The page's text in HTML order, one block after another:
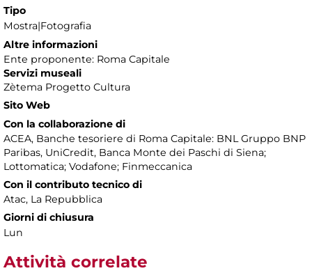
Tipo
Mostra|Fotografia
Altre informazioni
Ente proponente: Roma Capitale
Servizi museali
Zètema Progetto Cultura
Sito Web
Con la collaborazione di
ACEA, Banche tesoriere di Roma Capitale: BNL Gruppo BNP
Paribas, UniCredit, Banca Monte dei Paschi di Siena;
Lottomatica; Vodafone; Finmeccanica
Con il contributo tecnico di
Atac, La Repubblica
Giorni di chiusura
Lun
Attività correlate